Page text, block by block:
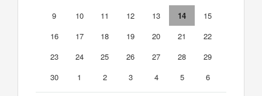
9
10 11 12 13 14
15
16
17 18 19 20 21
22
23
24 25 26 27 28
29
30
1 2 3 4 5 6